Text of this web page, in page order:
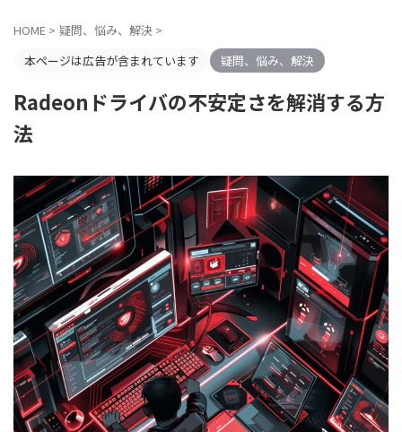
HOME > 疑問、悩み、解決 >
本ページは広告が含まれています
疑問、悩み、解決
Radeonドライバの不安定さを解消する方
法